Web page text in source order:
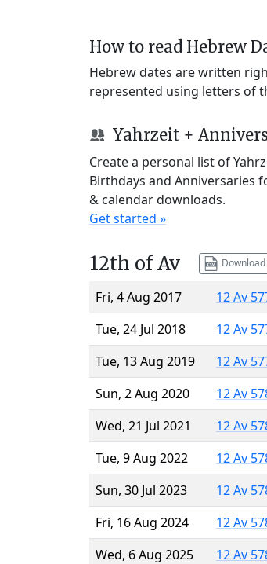
How to read Hebrew
Hebrew dates are written
represented using letters of
Yahrzeit +
Create a personal list of
Birthdays and Anniversaries
& calendar downloads.
Get started »
12th of Av Download
Fri, 4 Aug 2017
12 Av
Tue, 24 Jul 2018
12 Av
Tue, 13 Aug 2019
12 Av
Sun, 2 Aug 2020
12 Av
Wed, 21 Jul 2021
12 Av
Tue, 9 Aug 2022
12 Av
Sun, 30 Jul 2023
12 Av
Fri, 16 Aug 2024
12 Av
Wed, 6 Aug 2025
12 Av